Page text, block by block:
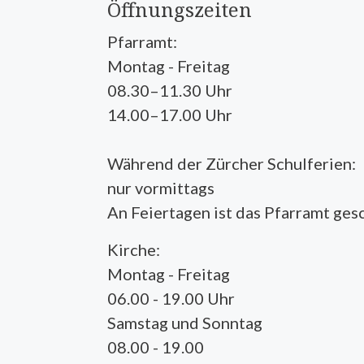
Öffnungszeiten
Pfarramt:
Montag - Freitag
08.30–11.30 Uhr
14.00–17.00 Uhr
Während der Zürcher Schulferien:
nur vormittags
An Feiertagen ist das Pfarramt
Kirche:
Montag - Freitag
06.00 - 19.00 Uhr
Samstag und Sonntag
08.00 - 19.00